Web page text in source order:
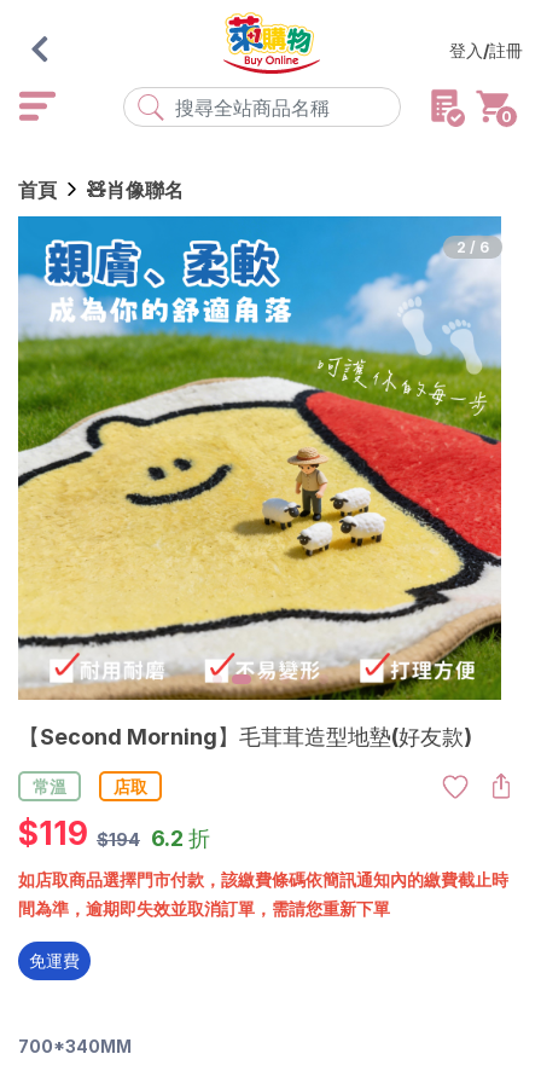
登入/註冊
0
熱門搜尋
紅豆食府
元榆 傘 風扇 樂廚
劉霸
地墊
箱購 雨衣 颱風
最近搜尋
清除所有記錄
首頁 🧸肖像聯名
2/6
【Second Morning】毛茸茸造型地墊(好友款)
常溫 店取
$119 $194 6.2 折
如店取商品選擇門市付款，該繳費條碼依簡訊通知內的繳費截止時
間為準，逾期即失效並取消訂單，需請您重新下單
免運費
700*340MM